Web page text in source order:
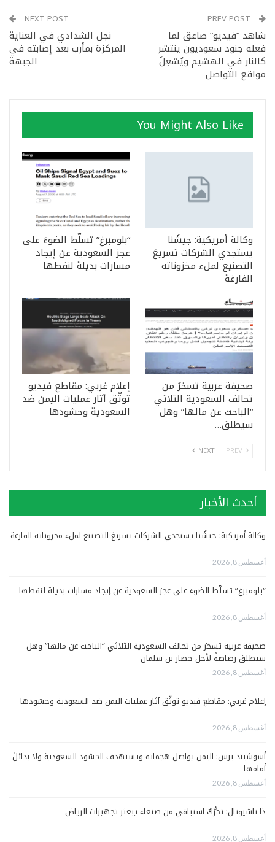
شاهد ”فيديو” صاعق لما
فعله جنود سعوديون ينتشر
كالنار في الهشيم ويُشعِلُ
مواقع التواصل
NEXT POST
نجل الشدادي في العناية
المركزة بمأرب بعد إصابته في
الجبهة
You Might Also Like
وكالة أمريكية: جيشُنا
يستجدي الشركات تسريعَ
التصنيع لملء مخزوناته
الفارغة
“بلومبرغ” تسلّط الضوءَ على
عجز السعودية عن إيجاد
مسارات بديلة لنفطها
صحيفة عربية تسخرُ من
تحالف السعودية الثلاثي
“الباحث عن مالها” وهل
سيطلق…
إعلام غربي: مقاطع فيديو
توثّق آثار عمليات اليمن ضد
السعودية وحشودها
NEXT
أحدث الأخبار
وكالة أمريكية: جيشُنا يستجدي الشركات تسريعَ التصنيع لملء مخزوناته الفارغة
أغسطس 8, 2026
“بلومبرغ” تسلّط الضوءَ على عجز السعودية عن إيجاد مسارات بديلة لنفطها
أغسطس 8, 2026
صحيفة عربية تسخرُ من تحالف السعودية الثلاثي “الباحث عن مالها” وهل
سيطلق رصاصةً لأجل حصار بن سلمان
أغسطس 8, 2026
إعلام غربي: مقاطع فيديو توثّق آثار عمليات اليمن ضد السعودية وحشودها
أغسطس 8, 2026
أسوشيتد برس: اليمن يواصل هجماته ويستهدف الحشود السعودية ولا بدائلَ
أمامها
أغسطس 8, 2026
ذا ناشيونال: تحرُّكٌ استباقي من صنعاء يبعثر تجهيزات الرياض
أغسطس 8, 2026